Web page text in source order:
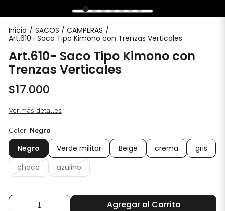
Inicio / SACOS / CAMPERAS /
Art.610- Saco Tipo Kimono con Trenzas Verticales
Art.610- Saco Tipo Kimono con
Trenzas Verticales
$17.000
Ver más detalles
Color: Negro
Negro Verde militar Beige crema
gris
choco
azulino
Agregar al Carrito